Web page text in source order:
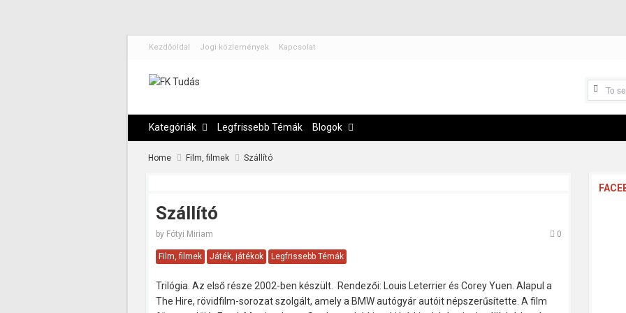
Kezdőoldal Jogi közlemények Kapcsolat
Kategóriák Legfrissebb Témák Blogok
Home Film, filmek Szállító
Szállító
by Fótyi Miriam 0
Film, filmek Játék, játékok Legfrissebb Témák
Trilógia. Az első része 2002-ben készült. Rendezői: Louis Leterrier és Corey Yuen. Alapul a
The Hire, rövidfilm-sorozat szolgált, amely a BMW autógyár autóit népszerűsítette. A film